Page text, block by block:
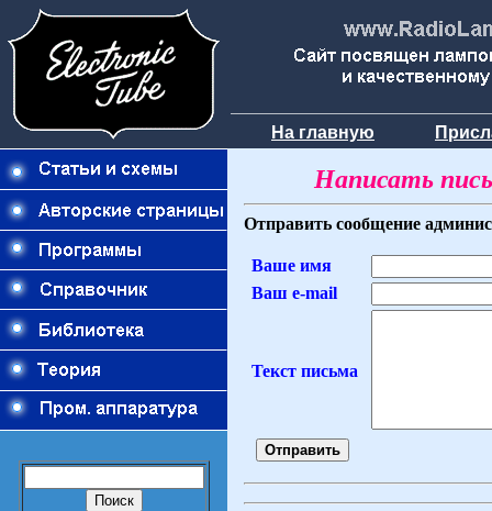
На главную
Написать
Отправить сообщение
Ваше имя
Ваш e-mail
Текст письма